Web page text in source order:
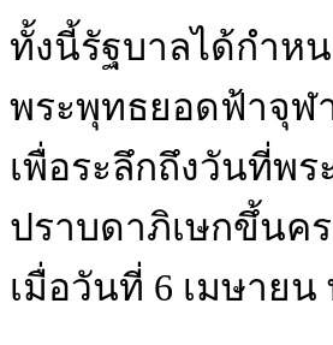
ทั้งนี้รัฐบาลได้กำห
พระพุทธยอดฟ้าจุฬ
เพื่อระลึกถึงวันที่พ
ปราบดาภิเษกขึ้นค
เมื่อวันที่ 6 เมษายน​